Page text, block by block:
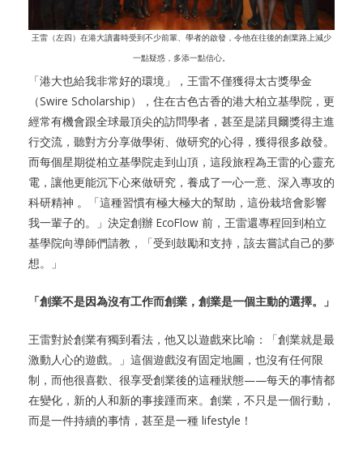
王雷（左四）在港大讀書時受到不少前輩、學者的啟發，令他在往後的創業路上減少
一點疑惑，多添一點信心。
「港大也給我非常好的環境」，王雷不僅獲得太古獎學金
（Swire Scholarship），住在古色古香的港大柏立基學院，更
經常有機會跟全球最頂尖的訪問學者，甚至是諾貝爾獎得主進
行交流，聽對方分享做學術、做研究的心得，獲得很多啟發。
而每個星期從柏立基學院走到山頂，這段旅程為王雷的心靈充
電，讓他更能沉下心來做研究，養成了一心一意、深入專攻的
科研精神 。「這種習慣有極大極大的幫助，這份栽培會影響
我一輩子的。」決定創辦 EcoFlow 前，王雷還專程回到柏立
基學院向導師們請教，「受到鼓勵和支持，該去嘗試自己的夢
想。」
「創業不是因為沒有工作而創業，創業是一個主動的選擇。」
王雷對於創業有獨到看法，他又以遊戲來比喻：「創業就是最
激動人心的遊戲。」這個遊戲沒有固定地圖，也沒有任何限
制，而他很喜歡、很享受創業後的這種狀態——每天的事情都
在變化，新的人和新的事接踵而來。創業，不只是一個行動，
而是一件持續的事情，甚至是一種 lifestyle！